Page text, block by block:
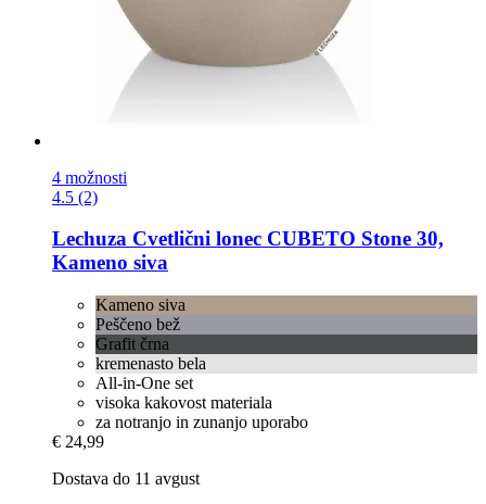
4 možnosti
4.5 (2)
Lechuza Cvetlični lonec CUBETO Stone 30,
Kameno siva
Kameno siva
Peščeno bež
Grafit črna
kremenasto bela
All-in-One set
visoka kakovost materiala
za notranjo in zunanjo uporabo
€ 24,99
Dostava do 11 avgust